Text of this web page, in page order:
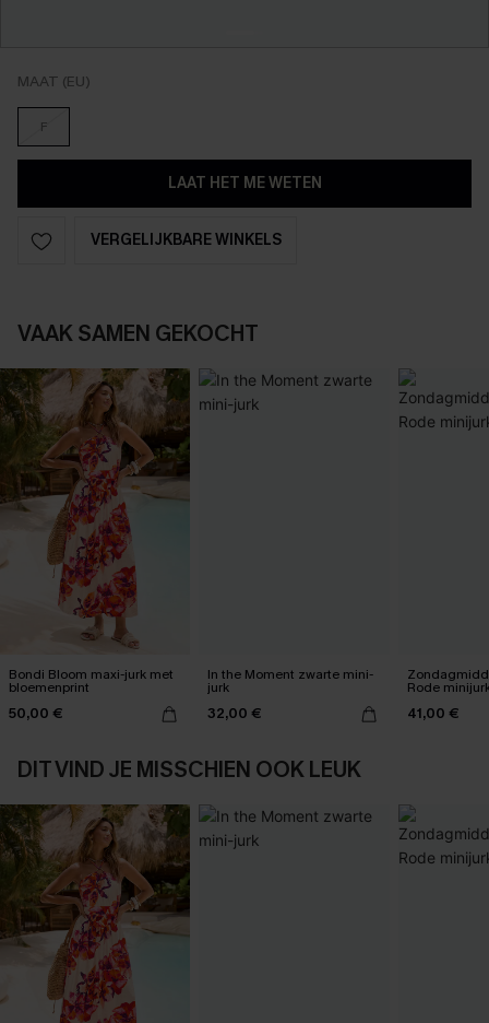
MAAT (EU)
F
LAAT HET ME WETEN
VERGELIJKBARE WINKELS
VAAK SAMEN GEKOCHT
Bondi Bloom maxi-jurk met
bloemenprint
50,00 €
In the Moment zwarte mini-
jurk
32,00 €
Rode
41,00 €
DIT VIND JE MISSCHIEN OOK LEUK